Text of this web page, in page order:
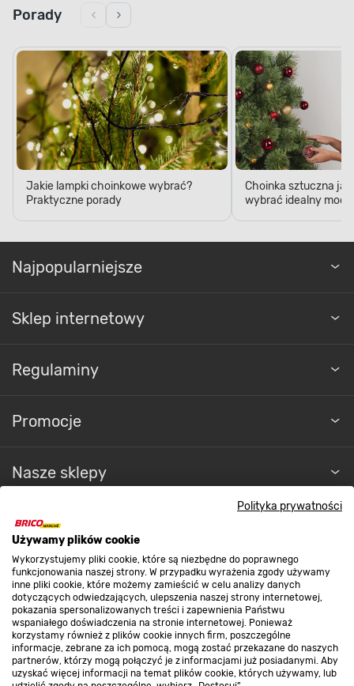
Polityka prywatności
Używamy plików cookie
Wykorzystujemy pliki cookie, które są niezbędne do poprawnego
funkcjonowania naszej strony. W przypadku wyrażenia zgody używamy
inne pliki cookie, które możemy zamieścić w celu analizy danych
dotyczących odwiedzających, ulepszenia naszej strony internetowej,
pokazania spersonalizowanych treści i zapewnienia Państwu
wspaniałego doświadczenia na stronie internetowej. Ponieważ
korzystamy również z plików cookie innych firm, poszczególne
informacje, zebrane za ich pomocą, mogą zostać przekazane do naszych
partnerów, którzy mogą połączyć je z informacjami już posiadanymi. Aby
uzyskać więcej informacji na temat plików cookie, których używamy, lub
Porady
Jakie lampki choinkowe wybrać?
Praktyczne porady
Choinka sztuczna
wybrać idealny
Najpopularniejsze
Sklep internetowy
Regulaminy
Promocje
Nasze sklepy
O nas
Kontakt do sklepu
Strefa biznesu